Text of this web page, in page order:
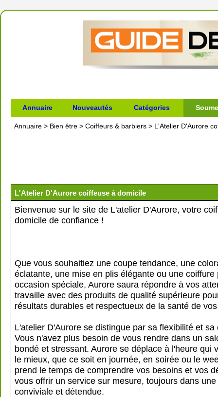
Annuaire Nouveautés Catégories
Annuaire > Bien être > Coiffeurs & barbiers > L'Atelier D'Aurore
L'Atelier D'Aurore coiffeuse à domicile
Bienvenue sur le site de L'atelier D'Aurore, votre
domicile de confiance !
Que vous souhaitiez une coupe tendance, une
éclatante, une mise en plis élégante ou une coiffure
occasion spéciale, Aurore saura répondre à vos
travaille avec des produits de qualité supérieure
résultats durables et respectueux de la santé de
L'atelier D'Aurore se distingue par sa flexibilité et sa
Vous n'avez plus besoin de vous rendre dans un
bondé et stressant. Aurore se déplace à l'heure qui
le mieux, que ce soit en journée, en soirée ou le
prend le temps de comprendre vos besoins et vos
vous offrir un service sur mesure, toujours dans
conviviale et détendue.